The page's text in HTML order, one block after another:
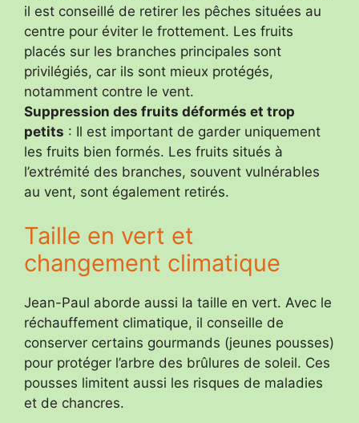
il est conseillé de retirer les pêches situées au
centre pour éviter le frottement. Les fruits
placés sur les branches principales sont
privilégiés, car ils sont mieux protégés,
notamment contre le vent.
Suppression des fruits déformés et trop
petits : Il est important de garder uniquement
les fruits bien formés. Les fruits situés à
l’extrémité des branches, souvent vulnérables
au vent, sont également retirés.
Taille en vert et
changement climatique
Jean-Paul aborde aussi la taille en vert. Avec le
réchauffement climatique, il conseille de
conserver certains gourmands (jeunes pousses)
pour protéger l’arbre des brûlures de soleil. Ces
pousses limitent aussi les risques de maladies
et de chancres.